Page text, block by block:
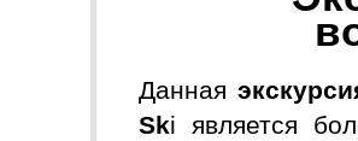
Данная
Ski является